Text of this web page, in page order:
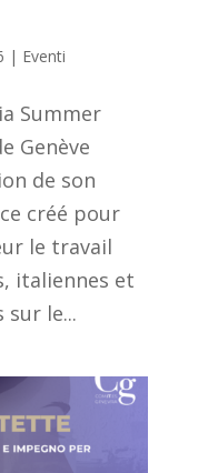
| Eventi
Summer
Genève
de son
créé pour
le travail
italiennes et
le...